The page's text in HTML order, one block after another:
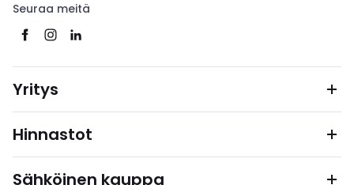
Seuraa meitä
Yritys
Hinnastot
Sähköinen kauppa